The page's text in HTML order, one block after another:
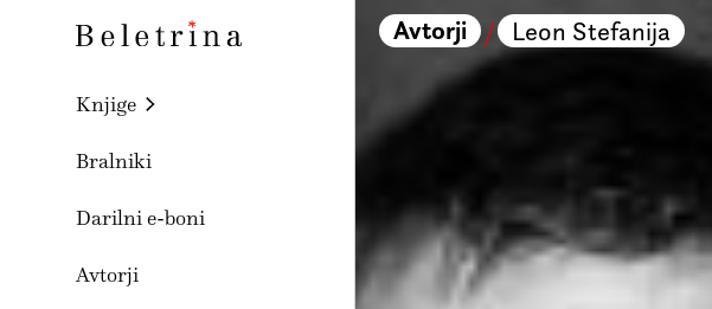
Beletrina
Knjige
Bralniki
Darilni e-boni
Avtorji
Avtorji / Leon Stefanija